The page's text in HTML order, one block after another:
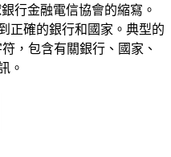
行金融電信協會的縮寫。
正確的銀行和國家。典型的
，包含有關銀行、國家、
。